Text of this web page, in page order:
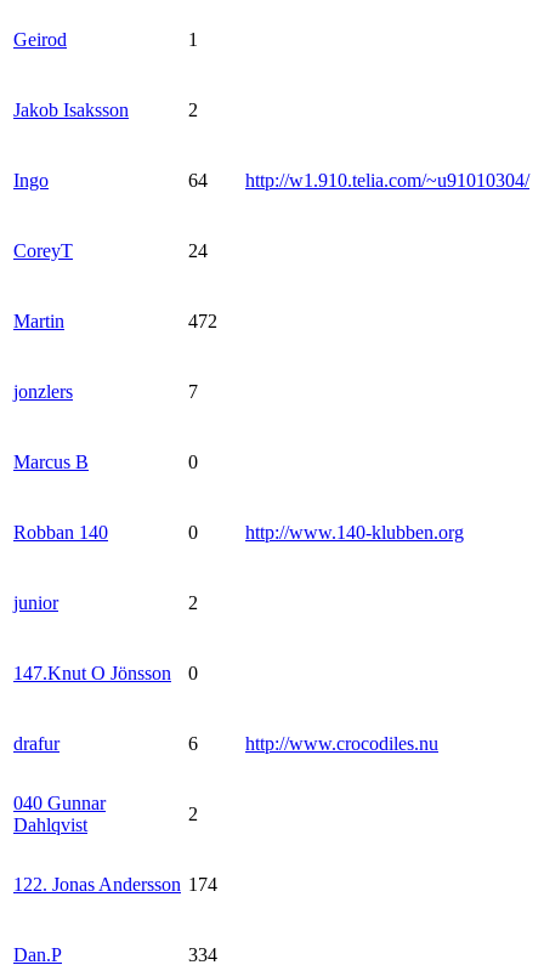
Geirod 1
Jakob Isaksson 2
Ingo 64 http://w1.910.telia.com/~u91010304/
CoreyT 24
Martin 472
jonzlers 7
Marcus B 0
Robban 140 0 http://www.140-klubben.org
junior 2
147.Knut O Jönsson 0
drafur 6 http://www.crocodiles.nu
040 Gunnar
Dahlqvist
2
122. Jonas Andersson 174
Dan.P 334